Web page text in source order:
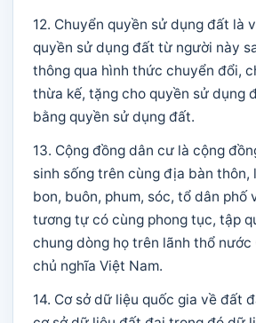
12. Chuyển quyền sử dụng đất là
quyền sử dụng đất từ người này
thông qua hình thức chuyển đổi,
thừa kế, tặng cho quyền sử dụng
bằng quyền sử dụng đất.
13. Cộng đồng dân cư là cộng
sinh sống trên cùng địa bàn thôn,
bon, buôn, phum, sóc, tổ dân phố
tương tự có cùng phong tục, tập
chung dòng họ trên lãnh thổ nước
chủ nghĩa Việt Nam.
14. Cơ sở dữ liệu quốc gia về đất